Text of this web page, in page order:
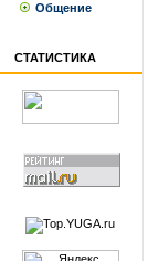
Общение
СТАТИСТИКА